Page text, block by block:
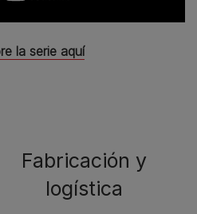
la serie aquí
Fabricación y
logística